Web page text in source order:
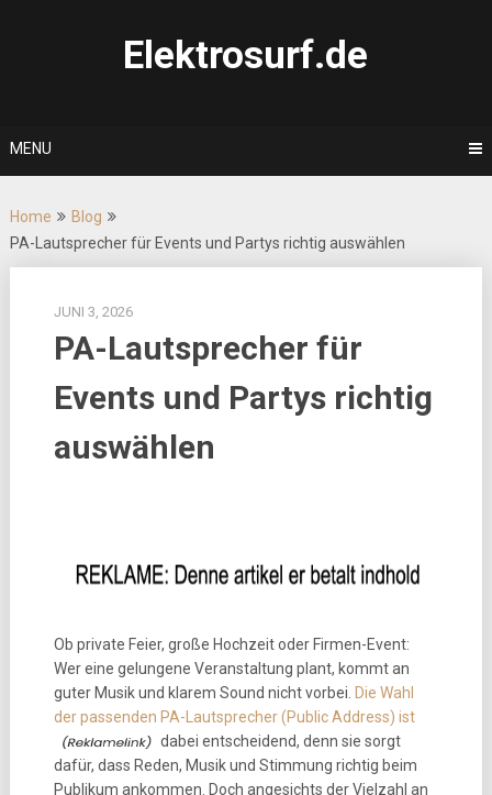
Elektrosurf.de
MENU
Home
Blog
PA-Lautsprecher für Events und Partys richtig auswählen
JUNI 3, 2026
PA-Lautsprecher für
Events und Partys richtig
auswählen
Ob private Feier, große Hochzeit oder Firmen-Event:
Wer eine gelungene Veranstaltung plant, kommt an
guter Musik und klarem Sound nicht vorbei. Die Wahl
der passenden PA-Lautsprecher (Public Address) ist
dabei entscheidend, denn sie sorgt
dafür, dass Reden, Musik und Stimmung richtig beim
Publikum ankommen. Doch angesichts der Vielzahl an